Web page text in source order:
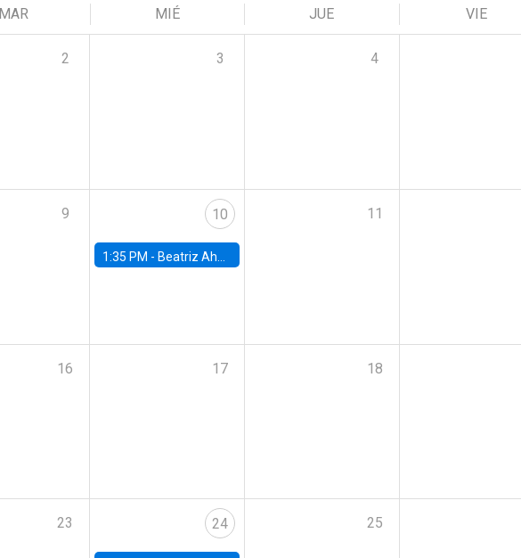
MAR MIÉ JUE VIE
2 3 4
9 10
1:35 PM - Beatriz Ahumada, PhD candidate, Universidad de Pittsburgh
11
16 17 18
23 24 25